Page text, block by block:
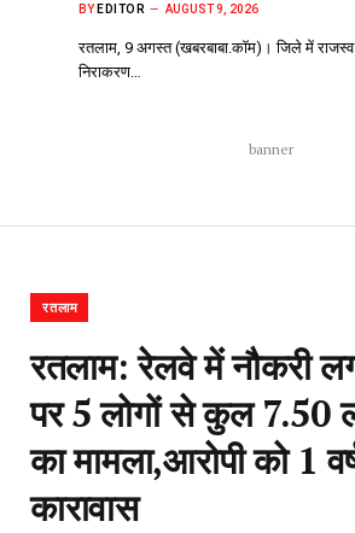
BY EDITOR AUGUST 9, 2026
रतलाम, 9 अगस्त (खबरबाबा.कॉम)। जिले में
निराकरण…
banner
रतलाम
रतलाम: रेलवे में नौकरी
पर 5 लोगों से कुल 7.50
का मामला,आरोपी को 1
कारावास